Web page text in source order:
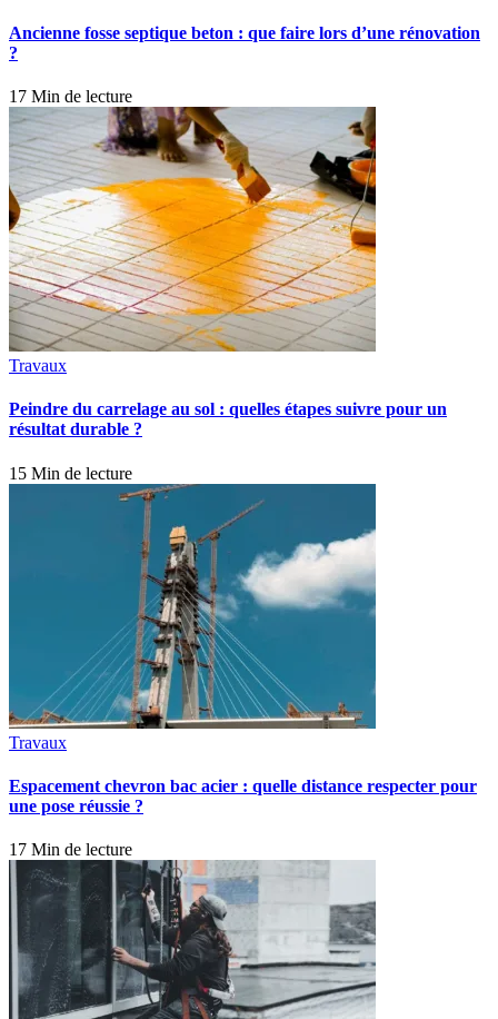
Ancienne fosse septique beton : que faire lors d’une rénovation
?
17 Min de lecture
Travaux
Peindre du carrelage au sol : quelles étapes suivre pour un
résultat durable ?
15 Min de lecture
Travaux
Espacement chevron bac acier : quelle distance respecter pour
une pose réussie ?
17 Min de lecture